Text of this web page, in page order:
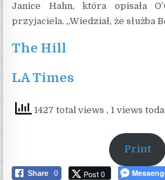
Janice Hahn, która opisała
przyjaciela. „Wiedział, że służba
The Hill
LA Times
1427 total views, 1 views
Print
Share 0 Post 0